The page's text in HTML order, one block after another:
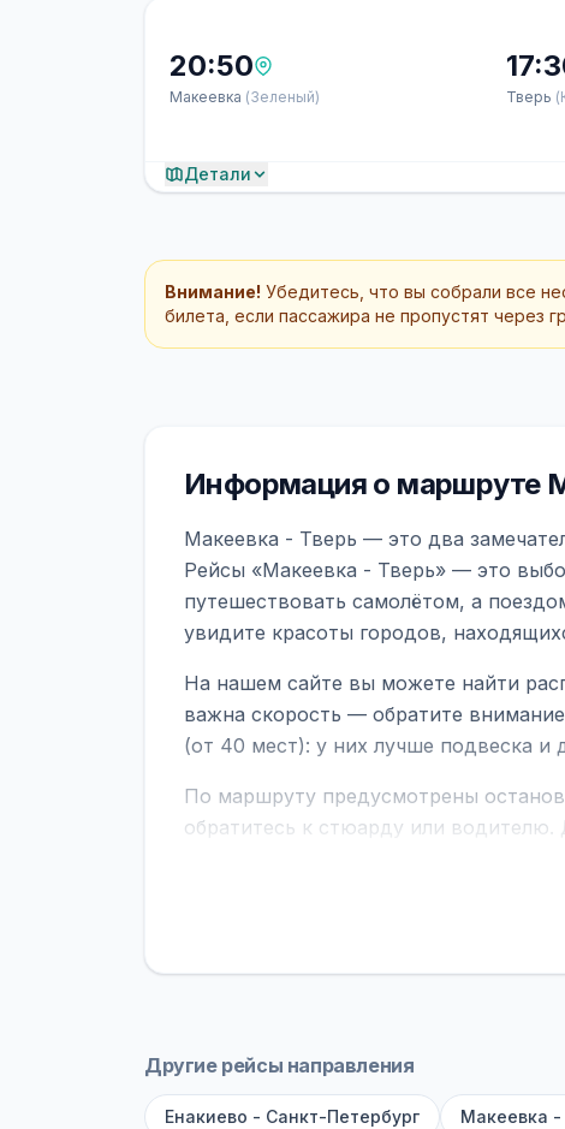
20:50
Макеевка (Зеленый) Тверь
Детали
Внимание! Убедитесь, что вы собрали все
билета, если пассажира не пропустят через
Информация о маршруте
Макеевка - Тверь — это два
Рейсы «Макеевка - Тверь» — это
путешествовать самолётом, а
увидите красоты городов,
На нашем сайте вы можете найти
важна скорость — обратите
(от 40 мест): у них лучше подвеска и
По маршруту предусмотрены
обратитесь к стюарду или
В автобусах есть всё необходимое
устройств, вода, пледы. На
оплата производится только при
рейсов вы увидите время выезда,
Другие рейсы направления
Енакиево - Санкт-Петербург Макеевка -